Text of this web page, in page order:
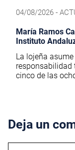
04/08/2026 -
María Ramos
Instituto
La lojeña
responsabilidad
cinco de las
Deja un